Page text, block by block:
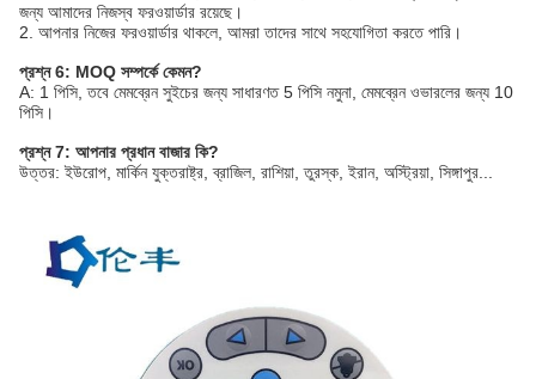
জন্য আমাদের নিজস্ব ফরওয়ার্ডার রয়েছে।
2. আপনার নিজের ফরওয়ার্ডার থাকলে, আমরা তাদের সাথে সহযোগিতা করতে পারি।
প্রশ্ন 6: MOQ সম্পর্কে কেমন?
A: 1 পিসি, তবে মেমব্রেন সুইচের জন্য সাধারণত 5 পিসি নমুনা, মেমব্রেন ওভারলের জন্য 10
পিসি।
প্রশ্ন 7: আপনার প্রধান বাজার কি?
উত্তর: ইউরোপ, মার্কিন যুক্তরাষ্ট্র, ব্রাজিল, রাশিয়া, তুরস্ক, ইরান, অস্ট্রিয়া, সিঙ্গাপুর...